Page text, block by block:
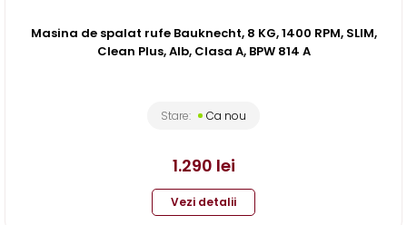
Masina de spalat rufe Bauknecht, 8 KG, 1400 RPM, SLIM,
Clean Plus, Alb, Clasa A, BPW 814 A
Stare: Ca nou
1.290 lei
Vezi detalii